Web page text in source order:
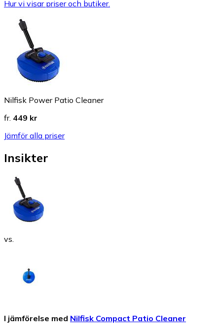
Hur vi visar priser och butiker.
Nilfisk Power Patio Cleaner
fr. 449 kr
Jämför alla priser
Insikter
vs.
I jämförelse med Nilfisk Compact Patio Cleaner